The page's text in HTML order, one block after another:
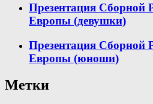
Презентация Сборной
Европы (девушки)
Презентация Сборной
Европы (юноши)
Метки